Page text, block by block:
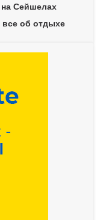
на Сейшелах
все об отдыхе